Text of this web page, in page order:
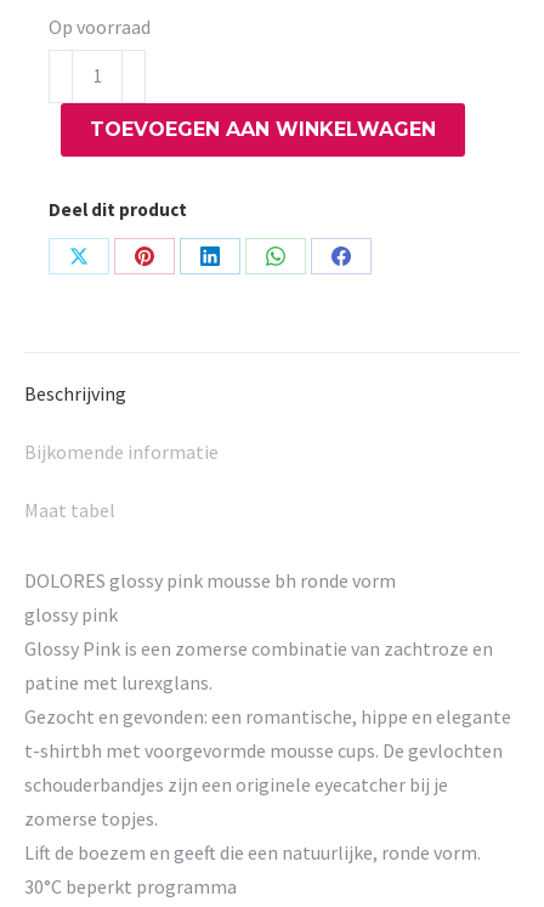
Op voorraad
DOLORES
glossy
bh
ronde
vorm
TOEVOEGEN AAN WINKELWAGEN
Deel dit product
Share
Share
Share
Share
Share
Beschrijving
Bijkomende informatie
Maat tabel
DOLORES glossy pink mousse bh ronde vorm
glossy pink
Glossy Pink is een zomerse combinatie van zachtroze en
patine met lurexglans.
Gezocht en gevonden: een romantische, hippe en elegante
t-shirtbh met voorgevormde mousse cups. De gevlochten
schouderbandjes zijn een originele eyecatcher bij je
zomerse topjes.
Lift de boezem en geeft die een natuurlijke, ronde vorm.
30°C beperkt programma